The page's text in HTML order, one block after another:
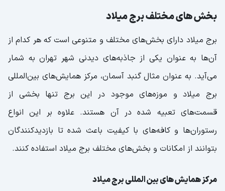
بخش‌ های مختلف برج میلاد
برج میلاد دارای بخش‌های مختلف و متنوعی است که هر کدام از
آن‌ها به عنوان یکی از جاذبه‌های دیدنی شهر تهران به شمار
می‌آید. به عنوان مثال گنبد آسمان، مرکز همایش‌های بین‌المللی
برج میلاد و موزه‌های موجود در این برج تنها بخشی از
قسمت‌های تعبیه شده در آن هستند. علاوه بر این انواع
رستوران‌ها و کافه‌های با کیفیت باعث شده تا بازدیدکنندگان
بتوانند از امکانات و بخش‌های مختلف برج میلاد استفاده کنند.
مرکز همایش ‌های بین‌ المللی برج میلاد